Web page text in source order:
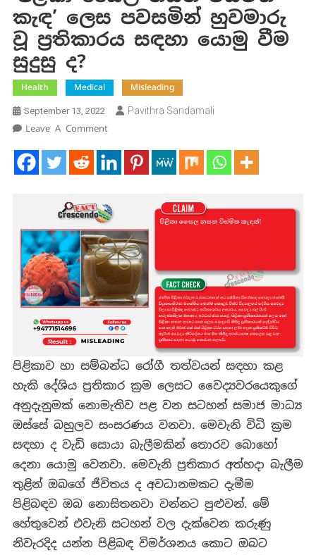
කැඳ’ ලෙස පවසමින් හුවමාරු
වූ ප්‍රතිකාරය සඳහා යොමු වීම
සුදුසු ද?
Health Medical Misleading
September 13, 2022 Pavithra Sandamali
Leave A CommentOn
සෛල
නසන
කැඳ’
ලෙස
පවසමින්
හුවමාරු
ප්‍රතිකාරය
සඳහා
යොමු
වීම
ද?
පිළිකාව හා සම්බන්ධ රෝගී තත්වයන් සඳහා කළ
හැකි දේශිය ප්‍රතිකාර ක්‍රම ලෙසට වෛද්‍යවරයෙකුගේ
අනුදැනුමක් නොමැතිව පළ වන සටහන් සමාජ මාධ්‍ය
ඔස්සේ බහුලව සංසරණය වනවා. මෙවැනි විධි ක්‍රම
සඳහා ද වැඩි සොයා බැලීමකින් තොරව බොහෝ
දෙනා යොමු වෙනවා. මෙවැනි ප්‍රතිකාර අත්හදා බැලීම
තුළින් ඔබගේ ජීවිතය ද අවධානමකට දැමීම
පිළිබඳව ඔබ නොසිතනවා වන්නට පුළුවන්. මේ
හේතුවෙන් එවැනි සටහන් වල දැක්වෙන කරුණු
නිවැරදිද යන්න පිළිබඳ විමර්ශනය කොට ඔබට